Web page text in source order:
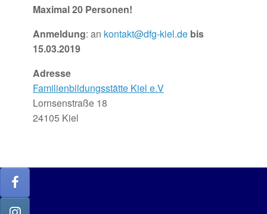
Maximal 20 Personen!
Anmeldung: an kontakt@dfg-kiel.de bis
15.03.2019
Adresse
Familienbildungsstätte Kiel e.V
Lornsenstraße 18
24105 Kiel